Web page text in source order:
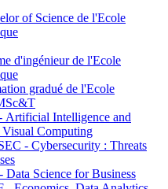
of Science de l'Ecole
d'ingénieur de l'Ecole
gradué de l'Ecole
Intelligence and
Computing
- Cybersecurity : Threats
Science for Business